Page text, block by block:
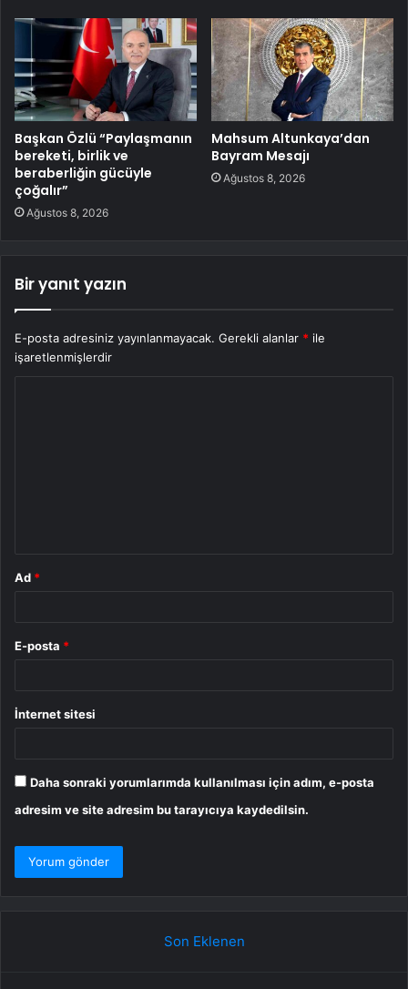
Başkan Özlü “Paylaşmanın
bereketi, birlik ve
beraberliğin gücüyle
çoğalır”
Ağustos 8, 2026
Mahsum Altunkaya’dan
Bayram Mesajı
Ağustos 8, 2026
Bir yanıt yazın
E-posta adresiniz yayınlanmayacak. Gerekli alanlar * ile
işaretlenmişlerdir
Ad *
E-posta *
İnternet sitesi
Daha sonraki yorumlarımda kullanılması için adım, e-posta
adresim ve site adresim bu tarayıcıya kaydedilsin.
Son Eklenen